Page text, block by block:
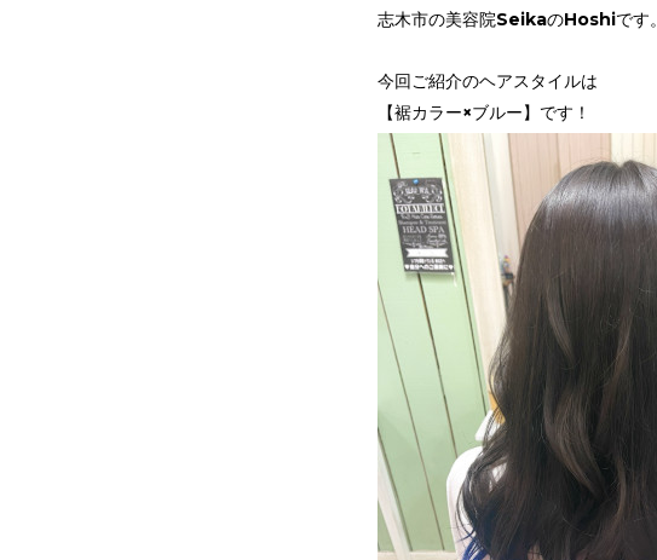
志木市の美容院SeikaのHoshiです。
今回ご紹介のヘアスタイルは
【裾カラー×ブルー】です！